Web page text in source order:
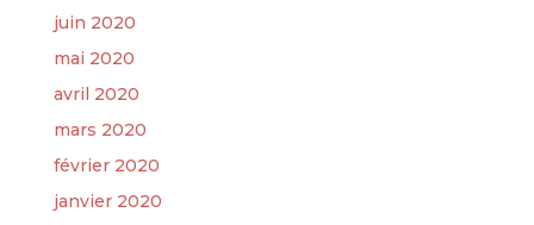
juin 2020
mai 2020
avril 2020
mars 2020
février 2020
janvier 2020